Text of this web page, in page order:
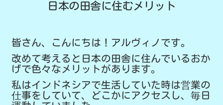
日本の田舎に住むメリット
皆さん、こんにちは！アルヴィノです。
改めて考えると日本の田舎に住んでいるおか
げで色々なメリットがあります。
私はインドネシアで生活していた時は営業の
仕事をしていて、どこかにアクセスし、毎日